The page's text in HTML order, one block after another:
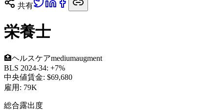
共有
栄養士
🏥ヘルスケアmediumaugment
BLS 2024-34: +7%
中央値賃金: $69,680
雇用: 79K
総合露出度